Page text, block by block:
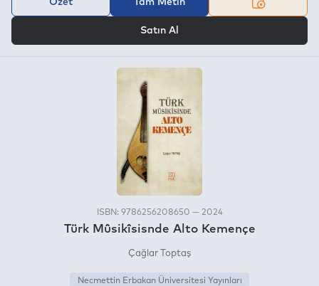
Satın Al
ISBN: 9786256208650 — 2024
Türk Mûsikîsisnde Alto Kemençe
Çağlar Toptaş
Necmettin Erbakan Üniversitesi Yayınları